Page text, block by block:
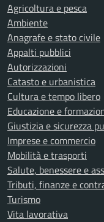
Agricoltura e pesca
Ambiente
Anagrafe e stato civile
Appalti pubblici
Autorizzazioni
Catasto e urbanistica
Cultura e tempo libero
Educazione e
Giustizia e sicurezza
Imprese e commercio
Mobilità e trasporti
Salute, benessere e
Tributi, finanze e
Turismo
Vita lavorativa